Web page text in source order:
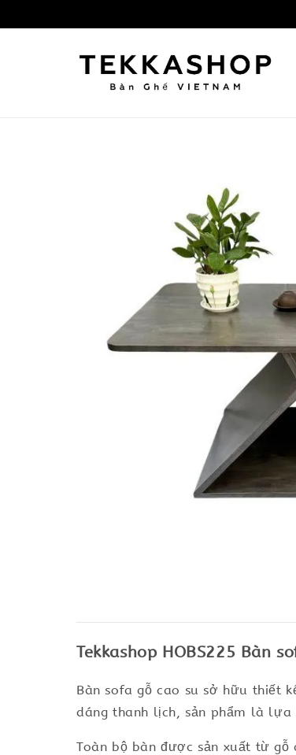
Tekkashop HOBS225 Bàn
Bàn sofa gỗ cao su sở hữu thiết
dáng thanh lịch, sản phẩm là lựa
Toàn bộ bàn được sản xuất từ